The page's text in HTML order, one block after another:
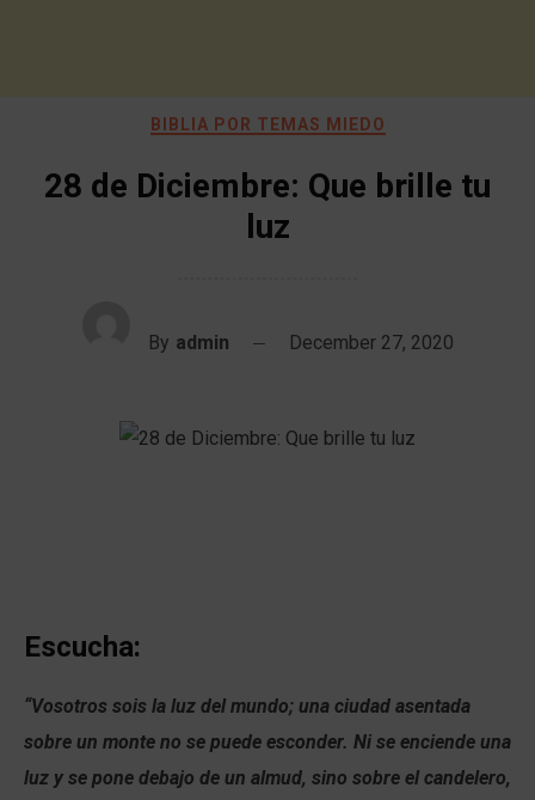
BIBLIA POR TEMAS MIEDO
28 de Diciembre: Que brille tu
luz
By admin December 27, 2020
Escucha:
“Vosotros sois la luz del mundo; una ciudad asentada
sobre un monte no se puede esconder. Ni se enciende una
luz y se pone debajo de un almud, sino sobre el candelero,